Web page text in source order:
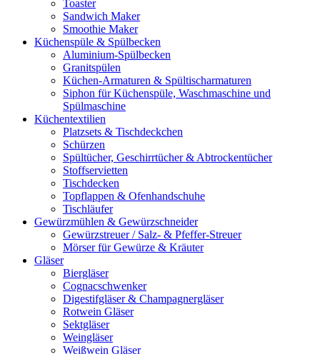
Toaster
Sandwich Maker
Smoothie Maker
Küchenspüle & Spülbecken
Aluminium-Spülbecken
Granitspülen
Küchen-Armaturen & Spültischarmaturen
Siphon für Küchenspüle, Waschmaschine und
Spülmaschine
Küchentextilien
Platzsets & Tischdeckchen
Schürzen
Spültücher, Geschirrtücher & Abtrockentücher
Stoffservietten
Tischdecken
Topflappen & Ofenhandschuhe
Tischläufer
Gewürzmühlen & Gewürzschneider
Gewürzstreuer / Salz- & Pfeffer-Streuer
Mörser für Gewürze & Kräuter
Gläser
Biergläser
Cognacschwenker
Digestifgläser & Champagnergläser
Rotwein Gläser
Sektgläser
Weingläser
Weißwein Gläser